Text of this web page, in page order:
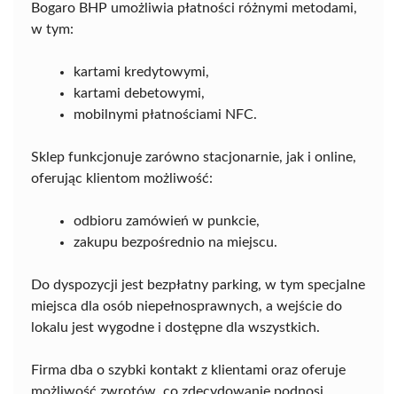
Bogaro BHP umożliwia płatności różnymi metodami,
w tym:
kartami kredytowymi,
kartami debetowymi,
mobilnymi płatnościami NFC.
Sklep funkcjonuje zarówno stacjonarnie, jak i online,
oferując klientom możliwość:
odbioru zamówień w punkcie,
zakupu bezpośrednio na miejscu.
Do dyspozycji jest bezpłatny parking, w tym specjalne
miejsca dla osób niepełnosprawnych, a wejście do
lokalu jest wygodne i dostępne dla wszystkich.
Firma dba o szybki kontakt z klientami oraz oferuje